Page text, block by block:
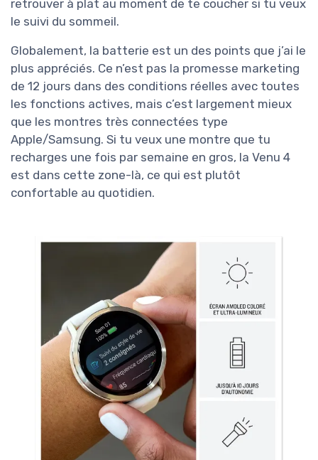
retrouver à plat au moment de te coucher si tu veux
le suivi du sommeil.
Globalement, la batterie est un des points que j’ai le
plus appréciés. Ce n’est pas la promesse marketing
de 12 jours dans des conditions réelles avec toutes
les fonctions actives, mais c’est largement mieux
que les montres très connectées type
Apple/Samsung. Si tu veux une montre que tu
recharges une fois par semaine en gros, la Venu 4
est dans cette zone-là, ce qui est plutôt
confortable au quotidien.